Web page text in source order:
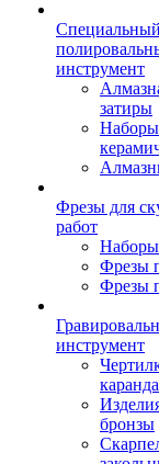
Специальный
инструмент
затиры
Наборы
Фрезы для
работ
Фрезы
Фрезы
инструмент
бронзы